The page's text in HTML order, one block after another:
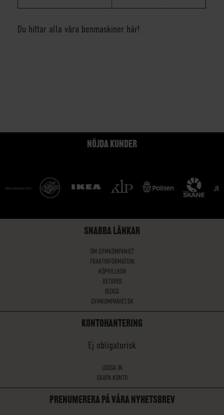
Du hittar alla våra benmaskiner här!
NÖJDA KUNDER
SNABBA LÄNKAR
OM GYMKOMPANIET
FRAKTINFORMATION
KÖPVILLKOR
RETURER
BLOGG
GYMKOMPANIET.DK
KONTOHANTERING
Ej obligatorisk
LOGGA IN
SKAPA KONTO
PRENUMERERA PÅ VÅRA NYHETSBREV